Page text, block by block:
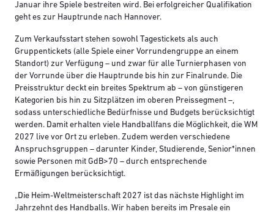
Januar ihre Spiele bestreiten wird. Bei erfolgreicher Qualifikation
geht es zur Hauptrunde nach Hannover.
Zum Verkaufsstart stehen sowohl Tagestickets als auch
Gruppentickets (alle Spiele einer Vorrundengruppe an einem
Standort) zur Verfügung – und zwar für alle Turnierphasen von
der Vorrunde über die Hauptrunde bis hin zur Finalrunde. Die
Preisstruktur deckt ein breites Spektrum ab – von günstigeren
Kategorien bis hin zu Sitzplätzen im oberen Preissegment –,
sodass unterschiedliche Bedürfnisse und Budgets berücksichtigt
werden. Damit erhalten viele Handballfans die Möglichkeit, die WM
2027 live vor Ort zu erleben. Zudem werden verschiedene
Anspruchsgruppen – darunter Kinder, Studierende, Senior*innen
sowie Personen mit GdB>70 – durch entsprechende
Ermäßigungen berücksichtigt.
„Die Heim-Weltmeisterschaft 2027 ist das nächste Highlight im
Jahrzehnt des Handballs. Wir haben bereits im Presale ein